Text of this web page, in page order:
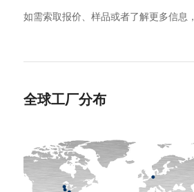
如需索取报价、样品或者了解更多信息，
全球工厂分布